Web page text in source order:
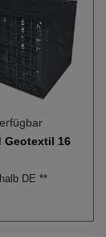
Geotextil 16
DE **